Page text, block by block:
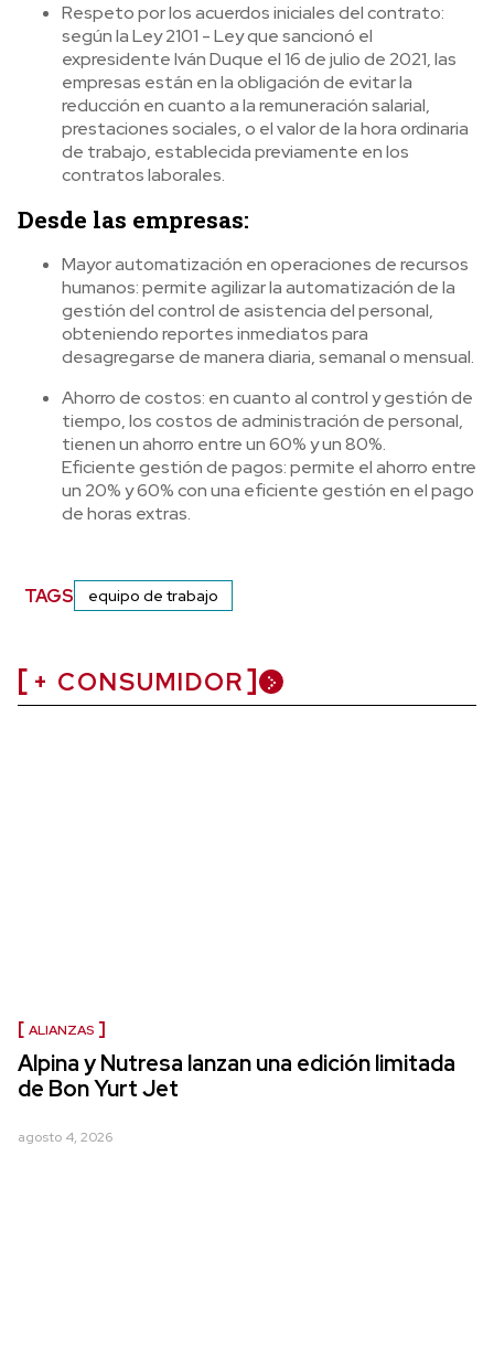
Respeto por los acuerdos iniciales del contrato:
según la Ley 2101 - Ley que sancionó el
expresidente Iván Duque el 16 de julio de 2021, las
empresas están en la obligación de evitar la
reducción en cuanto a la remuneración salarial,
prestaciones sociales, o el valor de la hora ordinaria
de trabajo, establecida previamente en los
contratos laborales.
Desde las empresas:
Mayor automatización en operaciones de recursos
humanos: permite agilizar la automatización de la
gestión del control de asistencia del personal,
obteniendo reportes inmediatos para
desagregarse de manera diaria, semanal o mensual.
Ahorro de costos: en cuanto al control y gestión de
tiempo, los costos de administración de personal,
tienen un ahorro entre un 60% y un 80%.
Eficiente gestión de pagos: permite el ahorro entre
un 20% y 60% con una eficiente gestión en el pago
de horas extras.
TAGS equipo de trabajo
+ CONSUMIDOR
ALIANZAS
Alpina y Nutresa lanzan una edición limitada
de Bon Yurt Jet
agosto 4, 2026